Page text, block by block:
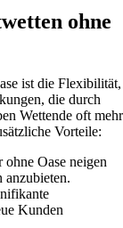
ohne
ist die Flexibilität,
die durch
Wettende oft mehr
Vorteile:
ohne Oase neigen
anzubieten.
Kunden